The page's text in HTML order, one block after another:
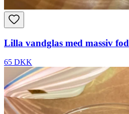
Lilla vandglas med massiv fod
65 DKK